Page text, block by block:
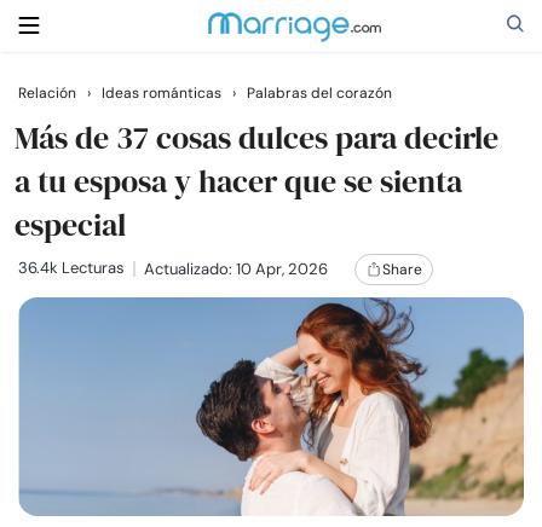
Buscar
Casarse
Relaciones
Cursos
Relación › Ideas románticas › Palabras del corazón
Más de 37 cosas dulces para decirle
a tu esposa y hacer que se sienta
especial
36.4k Lecturas Actualizado: 10 Apr, 2026 Share